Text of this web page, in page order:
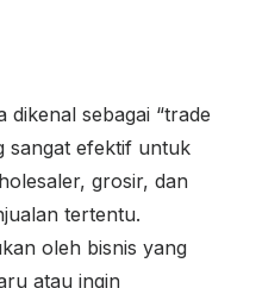
dikenal sebagai “trade
sangat efektif untuk
grosir, dan
tertentu.
oleh bisnis yang
atau ingin